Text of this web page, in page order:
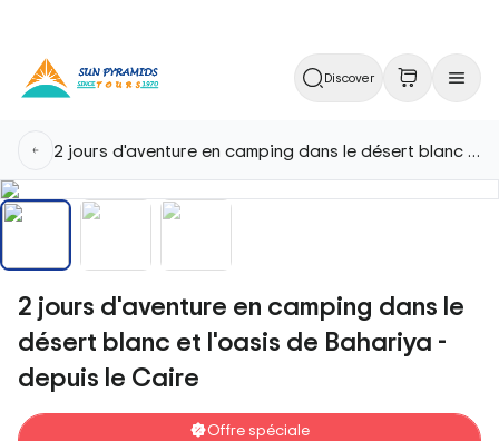
Discover
2 jours d'aventure en camping dans le désert blanc et l'oasis de Bahariya - depuis le Caire
2 jours d'aventure en camping dans le
désert blanc et l'oasis de Bahariya -
depuis le Caire
Offre spéciale